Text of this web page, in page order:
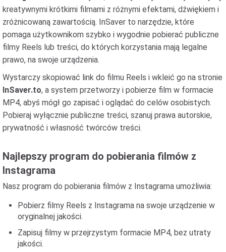
kreatywnymi krótkimi filmami z różnymi efektami, dźwiękiem i
zróżnicowaną zawartością. InSaver to narzędzie, które
pomaga użytkownikom szybko i wygodnie pobierać publiczne
filmy Reels lub treści, do których korzystania mają legalne
prawo, na swoje urządzenia.
Wystarczy skopiować link do filmu Reels i wkleić go na stronie
InSaver.to, a system przetworzy i pobierze film w formacie
MP4, abyś mógł go zapisać i oglądać do celów osobistych.
Pobieraj wyłącznie publiczne treści, szanuj prawa autorskie,
prywatność i własność twórców treści.
Najlepszy program do pobierania filmów z
Instagrama
Nasz program do pobierania filmów z Instagrama umożliwia:
Pobierz filmy Reels z Instagrama na swoje urządzenie w
oryginalnej jakości.
Zapisuj filmy w przejrzystym formacie MP4, bez utraty
jakości.